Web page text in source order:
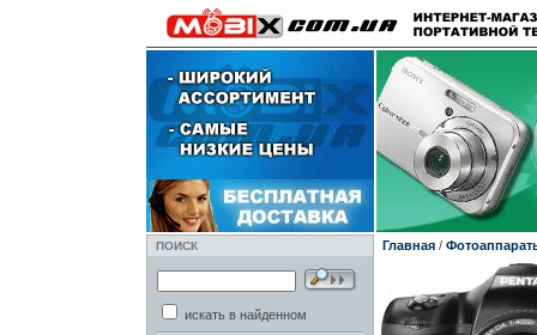
ПОИСК
искать в найденном
Главная/